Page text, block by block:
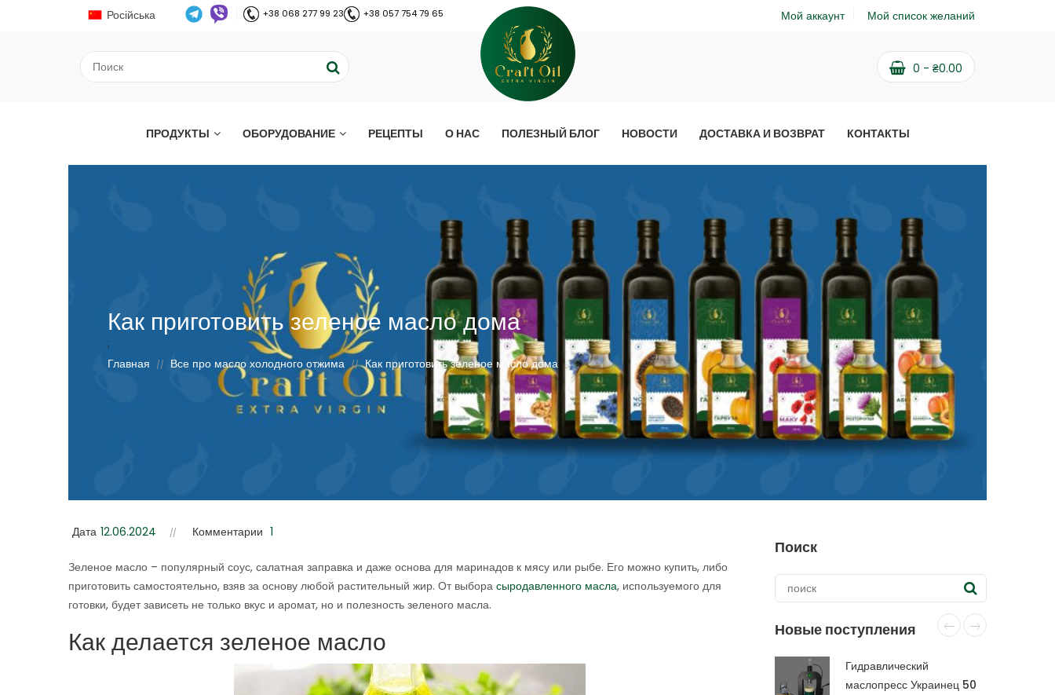
Російська +38 068 277 99 23 +38 057 754 79 65 Мой аккаунт Мой список желаний
0 - ₴0.00
ПРОДУКТЫ ОБОРУДОВАНИЕ РЕЦЕПТЫ О НАС ПОЛЕЗНЫЙ БЛОГ НОВОСТИ ДОСТАВКА И ВОЗВРАТ КОНТАКТЫ
Как приготовить зеленое масло дома
;
Главная
// Все про масло холодного отжима // Как приготовить зеленое масло дома
Дата 12.06.2024 Комментарии 1
Зеленое масло – популярный соус, салатная заправка и даже основа для маринадов к мясу или рыбе. Его можно купить, либо
приготовить самостоятельно, взяв за основу любой растительный жир. От выбора сыродавленного масла, используемого для
готовки, будет зависеть не только вкус и аромат, но и полезность зеленого масла.
Как делается зеленое масло
Поиск
Новые поступления
Гидравлический
маслопресс Украинец 50